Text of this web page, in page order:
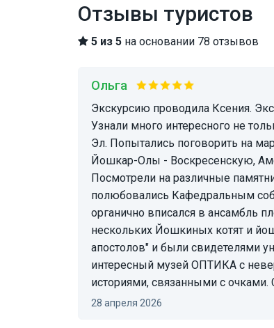
Отзывы туристов
5 из 5 на основании 78 отзывов
Ольга
Экскурсию проводила Ксения. Экскурсия была очень информативной и познавательной.
Узнали много интересного не
Эл. Попытались поговорить на
Йошкар-Олы - Воскресенскую,
Посмотрели на различные
полюбовались Кафедральным
органично вписался в ансамбль
нескольких Йошкиных котят и
апостолов" и были свидетелями
интересный музей ОПТИКА с
историями, связанными с очками.
28 апреля 2026